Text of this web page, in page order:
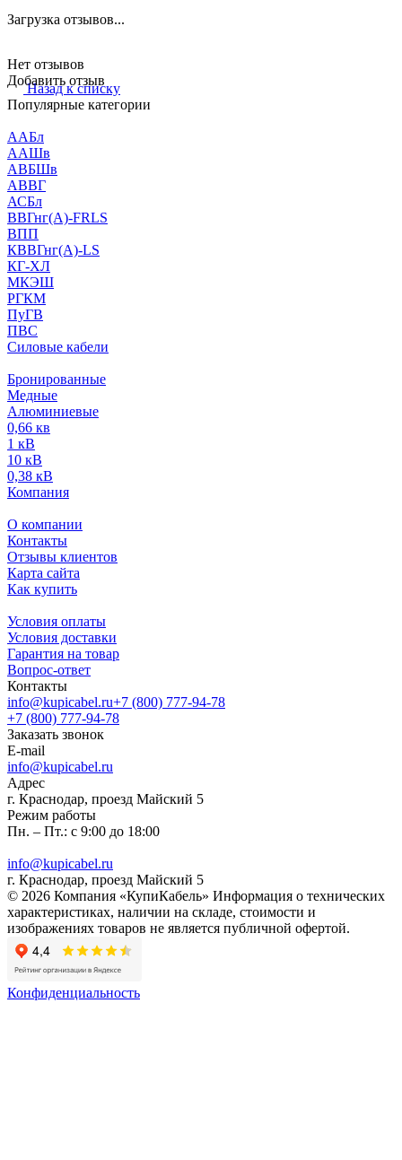
Загрузка отзывов...
Нет отзывов
Добавить отзыв
Назад к списку
Популярные категории
ААБл
ААШв
АВБШв
АВВГ
АСБл
ВВГнг(А)-FRLS
ВПП
КВВГнг(А)-LS
КГ-ХЛ
МКЭШ
РГКМ
ПуГВ
ПВС
Силовые кабели
Бронированные
Медные
Алюминиевые
0,66 кв
1 кВ
10 кВ
0,38 кВ
Компания
О компании
Контакты
Отзывы клиентов
Карта сайта
Как купить
Условия оплаты
Условия доставки
Гарантия на товар
Вопрос-ответ
Контакты
info@kupicabel.ru+7 (800) 777-94-78
+7 (800) 777-94-78
Заказать звонок
E-mail
info@kupicabel.ru
Адрес
г. Краснодар, проезд Майский 5
Режим работы
Пн. – Пт.: с 9:00 до 18:00
info@kupicabel.ru
г. Краснодар, проезд Майский 5
© 2026 Компания «КупиКабель» Информация о технических
характеристиках, наличии на складе, стоимости и
изображениях товаров не является публичной офертой.
Конфиденциальность